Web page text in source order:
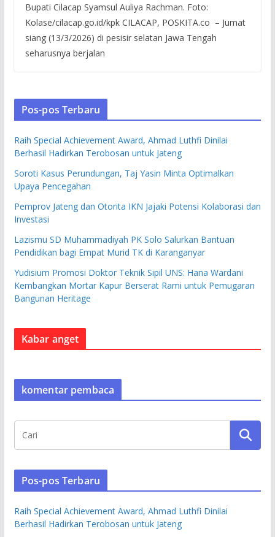
Bupati Cilacap Syamsul Auliya Rachman. Foto:
Kolase/cilacap.go.id/kpk CILACAP, POSKITA.co – Jumat
siang (13/3/2026) di pesisir selatan Jawa Tengah
seharusnya berjalan
Pos-pos Terbaru
Raih Special Achievement Award, Ahmad Luthfi Dinilai
Berhasil Hadirkan Terobosan untuk Jateng
Soroti Kasus Perundungan, Taj Yasin Minta Optimalkan
Upaya Pencegahan
Pemprov Jateng dan Otorita IKN Jajaki Potensi Kolaborasi dan
Investasi
Lazismu SD Muhammadiyah PK Solo Salurkan Bantuan
Pendidikan bagi Empat Murid TK di Karanganyar
Yudisium Promosi Doktor Teknik Sipil UNS: Hana Wardani
Kembangkan Mortar Kapur Berserat Rami untuk Pemugaran
Bangunan Heritage
Kabar anget
komentar pembaca
Pos-pos Terbaru
Raih Special Achievement Award, Ahmad Luthfi Dinilai
Berhasil Hadirkan Terobosan untuk Jateng